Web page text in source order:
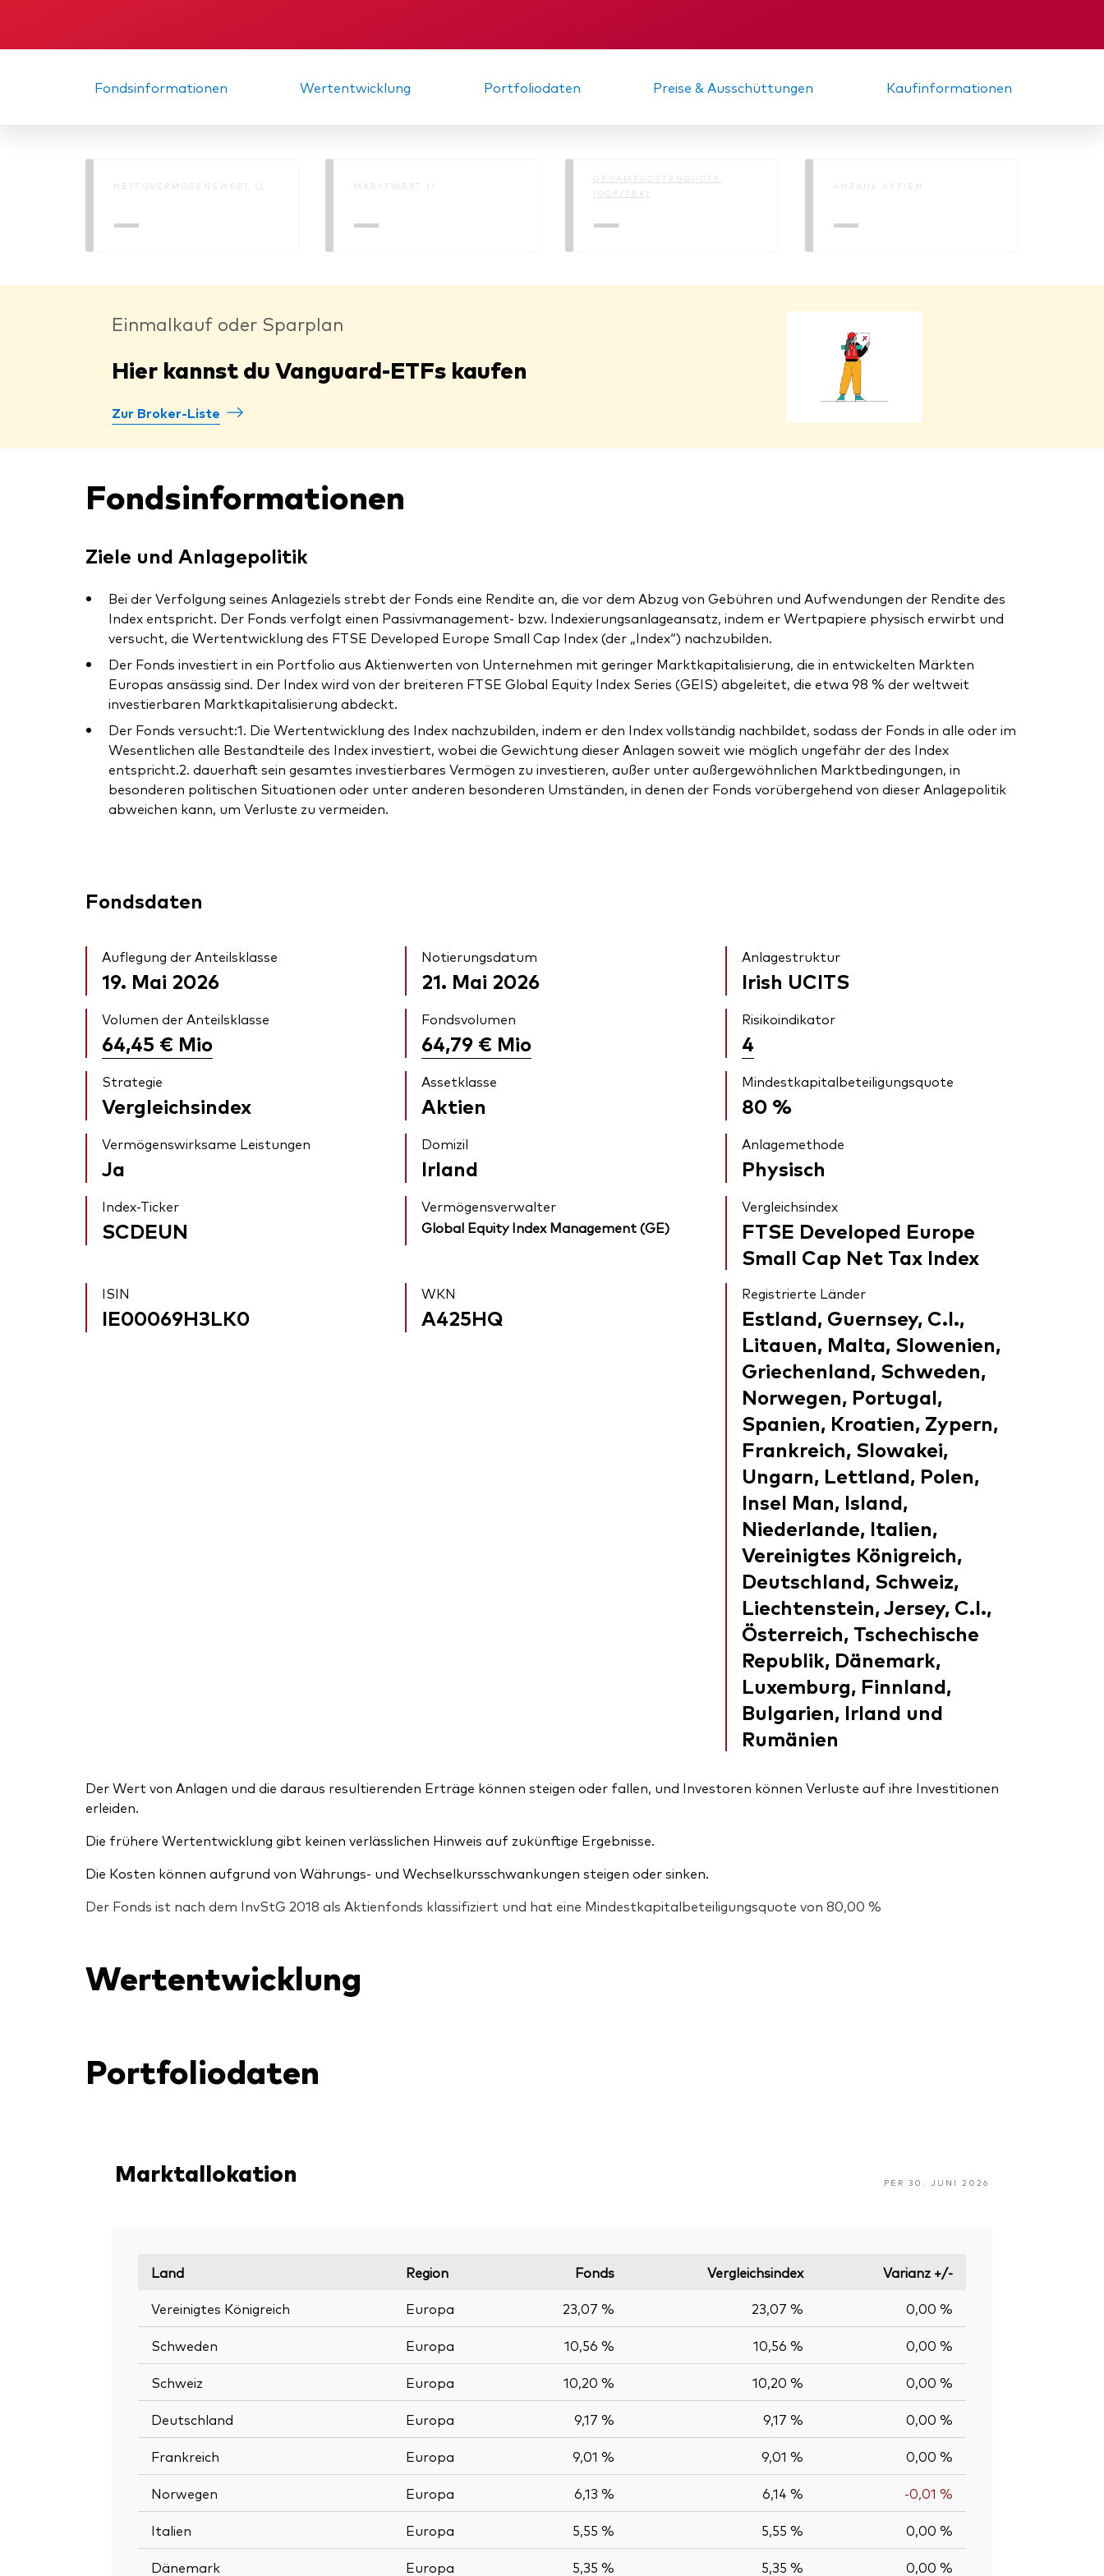
Fondsinformationen Wertentwicklung Portfoliodaten Preise & Ausschüttungen Kaufinformationen
NETTOVERMÖGENSWERT ()
—
MARKTWERT ()
—
GESAMTKOSTENQUOTE
(OCF/TER)
—
ANZAHL AKTIEN
—
Einmalkauf oder Sparplan
Hier kannst du Vanguard-ETFs kaufen
Zur Broker-Liste
Fondsinformationen
Ziele und Anlagepolitik
Bei der Verfolgung seines Anlageziels strebt der Fonds eine Rendite an, die vor dem Abzug von Gebühren und Aufwendungen der Rendite des
Index entspricht. Der Fonds verfolgt einen Passivmanagement- bzw. Indexierungsanlageansatz, indem er Wertpapiere physisch erwirbt und
versucht, die Wertentwicklung des FTSE Developed Europe Small Cap Index (der „Index“) nachzubilden.
Der Fonds investiert in ein Portfolio aus Aktienwerten von Unternehmen mit geringer Marktkapitalisierung, die in entwickelten Märkten
Europas ansässig sind. Der Index wird von der breiteren FTSE Global Equity Index Series (GEIS) abgeleitet, die etwa 98 % der weltweit
investierbaren Marktkapitalisierung abdeckt.
Der Fonds versucht:1. Die Wertentwicklung des Index nachzubilden, indem er den Index vollständig nachbildet, sodass der Fonds in alle oder im
Wesentlichen alle Bestandteile des Index investiert, wobei die Gewichtung dieser Anlagen soweit wie möglich ungefähr der des Index
entspricht.2. dauerhaft sein gesamtes investierbares Vermögen zu investieren, außer unter außergewöhnlichen Marktbedingungen, in
besonderen politischen Situationen oder unter anderen besonderen Umständen, in denen der Fonds vorübergehend von dieser Anlagepolitik
abweichen kann, um Verluste zu vermeiden.
Fondsdaten
Auflegung der Anteilsklasse
19. Mai 2026
Notierungsdatum
21. Mai 2026
Anlagestruktur
Irish UCITS
Volumen der Anteilsklasse
64,45 € Mio
Fondsvolumen
64,79 € Mio
Risikoindikator
4
Strategie
Vergleichsindex
Assetklasse
Aktien
Mindestkapitalbeteiligungsquote
80 %
Vermögenswirksame Leistungen
Ja
Domizil
Irland
Anlagemethode
Physisch
Index-Ticker
SCDEUN
Vermögensverwalter
Global Equity Index Management (GE)
Vergleichsindex
FTSE Developed Europe
Small Cap Net Tax Index
ISIN
IE00069H3LK0
WKN
A425HQ
Registrierte Länder
Estland, Guernsey, C.I.,
Litauen, Malta, Slowenien,
Griechenland, Schweden,
Norwegen, Portugal,
Spanien, Kroatien, Zypern,
Frankreich, Slowakei,
Ungarn, Lettland, Polen,
Insel Man, Island,
Niederlande, Italien,
Vereinigtes Königreich,
Deutschland, Schweiz,
Liechtenstein, Jersey, C.I.,
Österreich, Tschechische
Republik, Dänemark,
Luxemburg, Finnland,
Bulgarien, Irland und
Rumänien
Der Wert von Anlagen und die daraus resultierenden Erträge können steigen oder fallen, und Investoren können Verluste auf ihre Investitionen
erleiden.
Die frühere Wertentwicklung gibt keinen verlässlichen Hinweis auf zukünftige Ergebnisse.
Die Kosten können aufgrund von Währungs- und Wechselkursschwankungen steigen oder sinken.
Der Fonds ist nach dem InvStG 2018 als Aktienfonds klassifiziert und hat eine Mindestkapitalbeteiligungsquote von 80,00 %
Wertentwicklung
Portfoliodaten
Marktallokation PER 30. JUNI 2026
Land Region Fonds Vergleichsindex
Varianz +/-
Vereinigtes Königreich
Europa 23,07 % 23,07 % 0,00 %
Schweden Europa 10,56 % 10,56 % 0,00 %
Schweiz Europa 10,20 % 10,20 % 0,00 %
Deutschland Europa 9,17 % 9,17 % 0,00 %
Frankreich Europa 9,01 % 9,01 % 0,00 %
Norwegen Europa 6,13 % 6,14 % -0,01 %
Italien Europa 5,55 % 5,55 % 0,00 %
Dänemark Europa 5,35 % 5,35 % 0,00 %